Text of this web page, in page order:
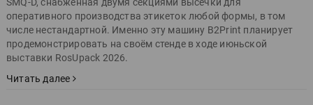
оперативного производства этикеток любой формы, в том
числе нестандартной. Именно эту машину B2Print планирует
продемонстрировать на своём стенде в ходе июньской
выставки RosUpack 2026.
Читать далее